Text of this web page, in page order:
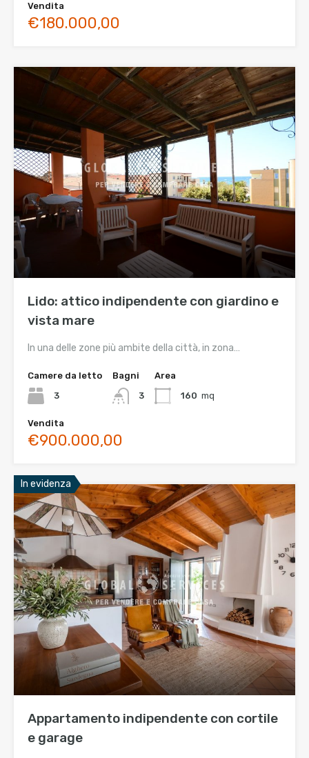
Vendita
€180.000,00
Lido: attico indipendente con giardino e
vista mare
In una delle zone più ambite della città, in zona…
Camere da letto
3
Bagni
3
Area
160 mq
Vendita
€900.000,00
In evidenza
Appartamento indipendente con cortile
e garage